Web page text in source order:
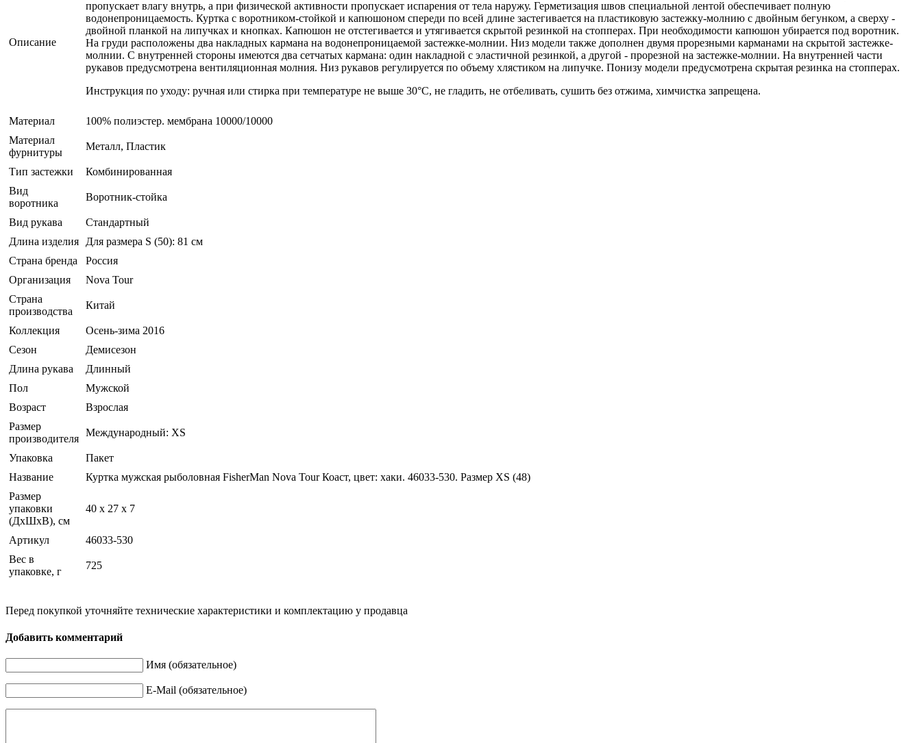
Описание
пропускает влагу внутрь, а при физической активности пропускает испарения от тела наружу. Герметизация швов специальной лентой обеспечивает полную
водонепроницаемость. Куртка с воротником-стойкой и капюшоном спереди по всей длине застегивается на пластиковую застежку-молнию с двойным бегунком, а сверху -
двойной планкой на липучках и кнопках. Капюшон не отстегивается и утягивается скрытой резинкой на стопперах. При необходимости капюшон убирается под воротник.
На груди расположены два накладных кармана на водонепроницаемой застежке-молнии. Низ модели также дополнен двумя прорезными карманами на скрытой застежке-
молнии. С внутренней стороны имеются два сетчатых кармана: один накладной с эластичной резинкой, а другой - прорезной на застежке-молнии. На внутренней части
рукавов предусмотрена вентиляционная молния. Низ рукавов регулируется по объему хлястиком на липучке. Понизу модели предусмотрена скрытая резинка на стопперах.
Инструкция по уходу: ручная или стирка при температуре не выше 30°C, не гладить, не отбеливать, сушить без отжима, химчистка запрещена.
Материал
100% полиэстер. мембрана 10000/10000
Материал
фурнитуры
Металл, Пластик
Тип застежки
Комбинированная
Вид
воротника
Воротник-стойка
Вид рукава
Стандартный
Длина изделия
Для размера S (50): 81 см
Страна бренда
Россия
Организация
Nova Tour
Страна
производства
Китай
Коллекция
Осень-зима 2016
Сезон
Демисезон
Длина рукава
Длинный
Пол
Мужской
Возраст
Взрослая
Размер
производителя
Международный: XS
Упаковка
Пакет
Название
Куртка мужская рыболовная FisherMan Nova Tour Коаст, цвет: хаки. 46033-530. Размер XS (48)
Размер
упаковки
(ДхШхВ), см
40 x 27 x 7
Артикул
46033-530
Вес в
упаковке, г
725
Перед покупкой уточняйте технические характеристики и комплектацию у продавца
Добавить комментарий
Имя (обязательное)
E-Mail (обязательное)